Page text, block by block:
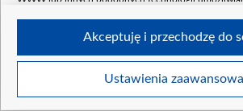
1
Szczegóły
Twoje dane osobowe zbierane podczas odwiedzania
Ustawienia
Akceptuję i przechodzę do